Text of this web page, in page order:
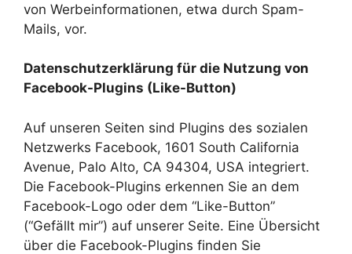
von Werbeinformationen, etwa durch Spam-
Mails, vor.
Datenschutzerklärung für die Nutzung von
Facebook-Plugins (Like-Button)
Auf unseren Seiten sind Plugins des sozialen
Netzwerks Facebook, 1601 South California
Avenue, Palo Alto, CA 94304, USA integriert.
Die Facebook-Plugins erkennen Sie an dem
Facebook-Logo oder dem “Like-Button”
(“Gefällt mir”) auf unserer Seite. Eine Übersicht
über die Facebook-Plugins finden Sie